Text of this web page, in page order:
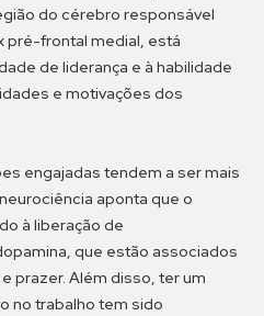
do cérebro responsável
pré-frontal medial, está
de liderança e à habilidade
e motivações dos
engajadas tendem a ser mais
aponta que o
à liberação de
que estão associados
prazer. Além disso, ter um
no trabalho tem sido